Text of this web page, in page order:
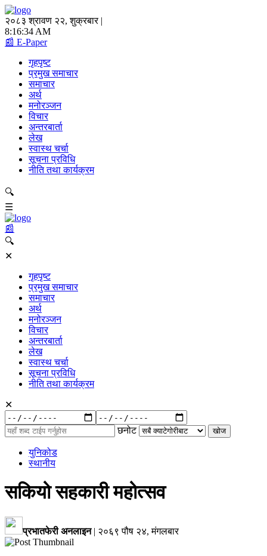
२०८३ श्रावण २२, शुक्रबार |
8:16:34 AM
📰 E-Paper
गृहपृष्ट
प्रमुख समाचार
समाचार
अर्थ
मनोरञ्जन
विचार
अन्तरबार्ता
लेख
स्वास्थ चर्चा
सूचना प्रविधि
नीति तथा कार्यक्रम
🔍
☰
📰
🔍
✕
गृहपृष्ट
प्रमुख समाचार
समाचार
अर्थ
मनोरञ्जन
विचार
अन्तरबार्ता
लेख
स्वास्थ चर्चा
सूचना प्रविधि
नीति तथा कार्यक्रम
✕
अनुसार:
छनोट
युनिकोड
स्थानीय
सकियो सहकारी महोत्सव
प्रभातफेरी अनलाइन| २०६९ पौष २४, मंगलबार